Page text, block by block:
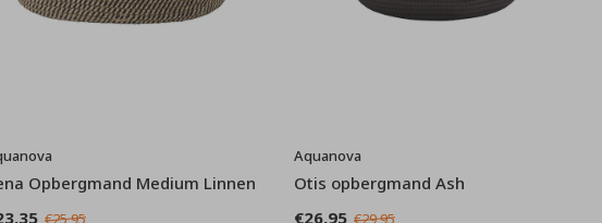
Opbergmand Medium Linnen
€25,95
Aquanova
Otis opbergmand Ash
€26,95 €29,95